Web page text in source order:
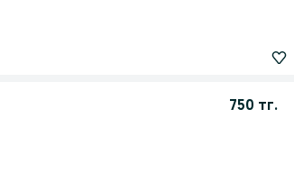
750 тг.